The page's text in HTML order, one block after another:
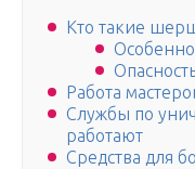
Кто такие
Работа
Службы по
работают
Средства для